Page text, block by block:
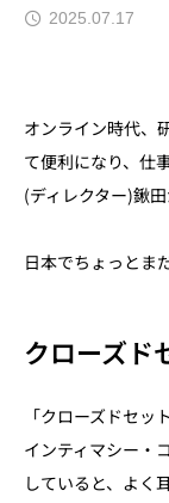
2025.07.17
オンライン時代、
て便利になり、仕
(ディレクター)鍬田
日本でちょっとま
クローズド
「クローズドセッ
インティマシー・
していると、よく